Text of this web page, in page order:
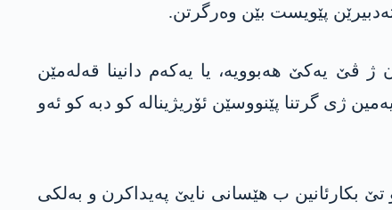
پێویست بێن وەرگرتن.
ژ ڤێ یەکێ هەبوویە، یا یەکەم دانینا قەلەمێن
ژی گرتنا پێنووسێن ئۆریژینالە کو دبە کو ئەو
تێ بکارئانین ب هێسانی نایێ پەیداکرن و بەلکی